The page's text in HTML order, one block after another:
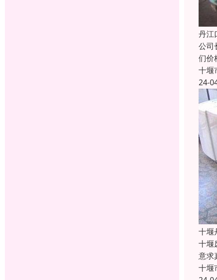
丹江
公司
们价
十堰
24-
十堰
十堰
意求
十堰